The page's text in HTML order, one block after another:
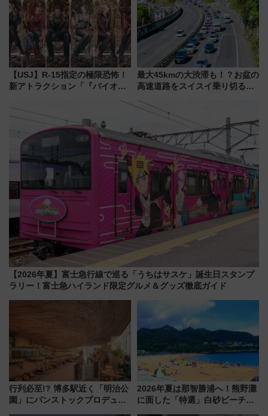
解説！
感じながら「ととのう」新感覚
【USJ】R-15指定の極限恐怖！
新アトラクション「『バイオハ
ブ」今秋登場 ―予測不能の恐
怖に泣き叫べ―
最大45kmの大渋滞も！？お盆の
高速道路をスイスイ乗り切る快
【2026年夏】富士急行線で巡る「うちはサスケ」誕生日スタンプ
ラリー！富士急ハイランド限定グルメ＆グッズ徹底ガイド
行列必至!? 博多駅近く「明治公
園」にパンストックプロデュー
2026年夏は那智勝浦へ！熊野灘
に面した「特選」白砂ビーチは